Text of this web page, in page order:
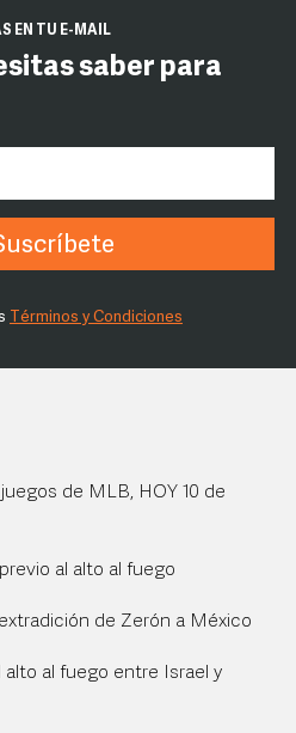
EN TU E-MAIL
saber para
Términos y Condiciones
de MLB, HOY 10 de
al alto al fuego
de Zerón a México
al fuego entre Israel y